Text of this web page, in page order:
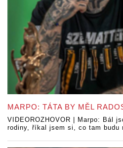
MARPO: TÁTA BY MĚL
VIDEOROZHOVOR | Marpo: Bál
rodiny, říkal jsem si, co tam budu